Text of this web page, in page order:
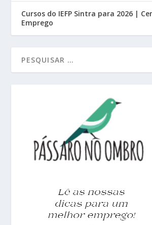
Cursos do IEFP Sintra para 2026 |
Emprego